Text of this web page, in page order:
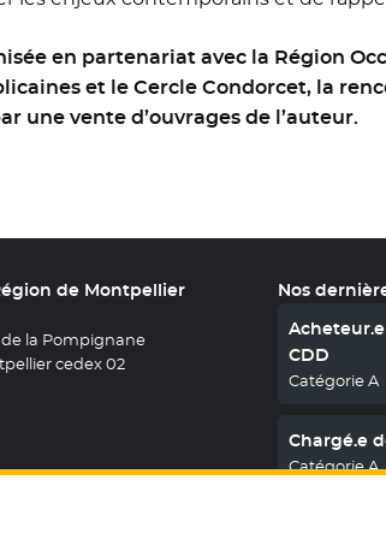
en partenariat avec la Région
et le Cercle Condorcet, la
une vente d’ouvrages de l’auteur.
de Montpellier
de la Pompignane
cedex 02
Nos
CDD
Catégorie A
Chargé.e
Catégorie A